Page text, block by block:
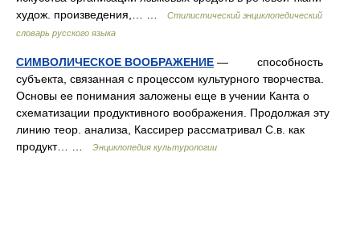
худож. произведения,… …
Стилистический энциклопедический
словарь русского языка
СИМВОЛИЧЕСКОЕ ВООБРАЖЕНИЕ — способность
субъекта, связанная с процессом культурного творчества.
Основы ее понимания заложены еще в учении Канта о
схематизации продуктивного воображения. Продолжая эту
линию теор. анализа, Кассирер рассматривал С.в. как
продукт… …
Энциклопедия культурологии